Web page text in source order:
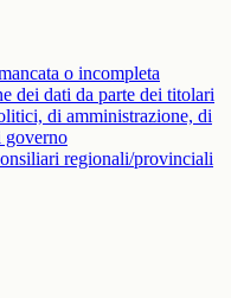
o incompleta
dei dati da parte dei titolari
di amministrazione, di
governo
regionali/provinciali